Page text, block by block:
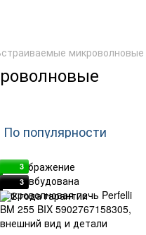
микроволновые
По популярности
3
3